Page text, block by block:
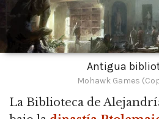
Antigua
Mohawk Games
La Biblioteca de